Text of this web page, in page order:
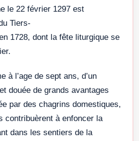
le 22 février 1297 est
Tiers-
1728, dont la fête liturgique se
à l’age de sept ans, d’un
douée de grands avantages
par des chagrins domestiques,
contribuèrent à enfoncer la
dans les sentiers de la